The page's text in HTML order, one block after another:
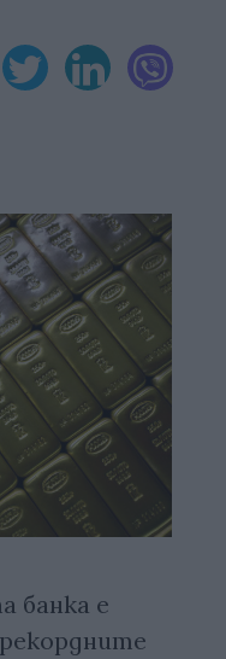
банка е